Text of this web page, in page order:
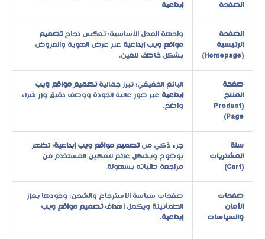
الصفحة
إبداعية
الصفحة
الرئيسية
(Homepage)
واجهة المحل الأساسية؛ تعكس نجاحتصميم
مواقع ويب إبداعية عبر عرض الهوية والعروض
بشكل خاطف للعين.
صفحة
المنتج
(Product
Page)
البائع الحقيقي؛ تبرز جماليةتصميم مواقع ويب
إبداعية عبر صور عالية الجودة ووصف دقيق وزر شراء
واضح.
سلة
المشتريات
(Cart)
جزء ذكي منتصميم مواقع ويب إبداعية؛ تظهر
بوضوح وبشكل عائم لتمكين المستخدم من
مراجعة طلباته بسهولة.
صفحات
الأمان
والسياسات
صفحات سياسة الاسترجاع والشحن؛ وجودها يعزز
الطمأنينة ويكمل أهدافتصميم مواقع ويب
إبداعية.